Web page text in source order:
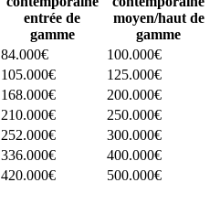
entrée de
gamme
moyen/haut de
gamme
84.000€
100.000€
105.000€
125.000€
168.000€
200.000€
210.000€
250.000€
252.000€
300.000€
336.000€
400.000€
420.000€ 500.000€